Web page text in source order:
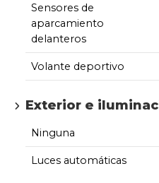
Sensores de
aparcamiento
delanteros
Volante deportivo
Exterior e
Ninguna
Luces automáticas